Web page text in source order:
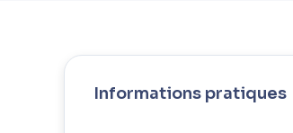
Informations pratiques